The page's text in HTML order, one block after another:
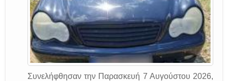
Συνελήφθησαν την Παρασκευή 7 Αυγούστου 2026,